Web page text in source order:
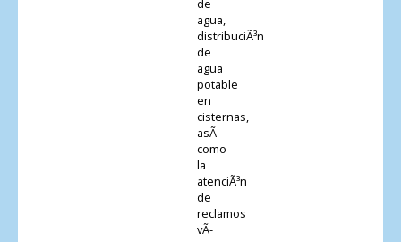
de
agua,
distribuciÃ³n
de
agua
potable
en
cisternas,
asÃ­
como
la
atenciÃ³n
de
reclamos
vÃ­